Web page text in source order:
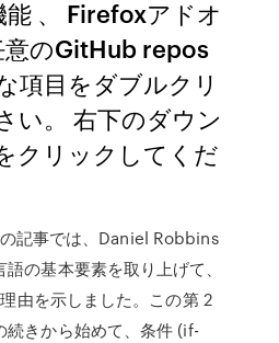
、 Firefoxアドオ
意のGitHub repos
項目をダブルクリ
い。 右下のダウン
クリックしてくだ
記事では、Daniel Robbins
の基本要素を取り上げて、
由を示しました。この第 2
続きから始めて、条件 (if-